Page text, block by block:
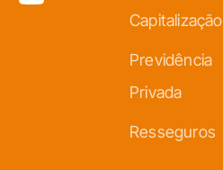
Capitalização
Previdência
Privada
Resseguros